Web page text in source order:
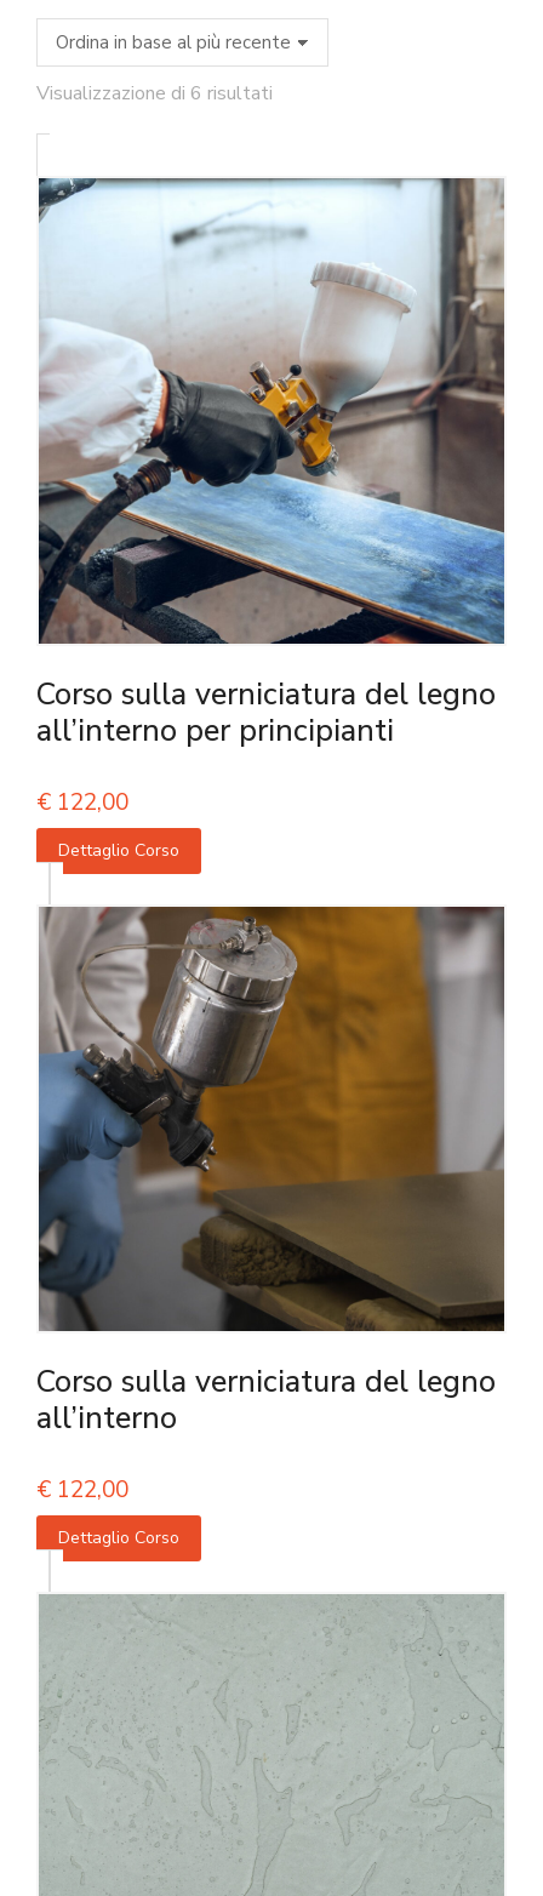
Visualizzazione di 6 risultati
Corso sulla verniciatura del legno
all’interno per principianti
€ 122,00
Dettaglio Corso
Corso sulla verniciatura del legno
all’interno
€ 122,00
Dettaglio Corso